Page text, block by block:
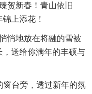
贺新春！青山依旧
上添花！
悄地放在将融的雪被
送给你满年的丰硕与
窗台旁，透过新年的氛